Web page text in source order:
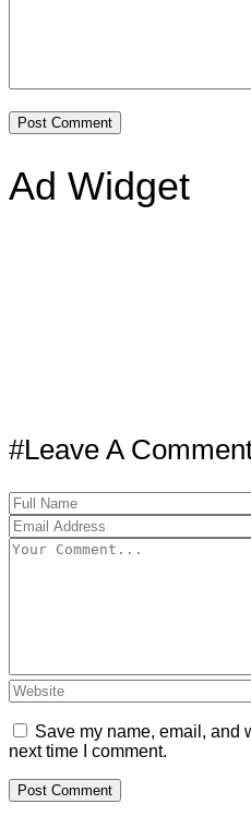
Ad Widget
#Leave A
Save my name, email, and
next time I comment.